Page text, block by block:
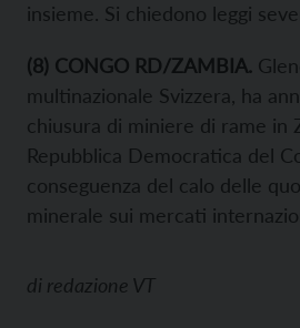
insieme. Si chiedono leggi
(8) CONGO RD/ZAMBIA.
multinazionale Svizzera, ha
chiusura di miniere di rame in
Repubblica Democratica del
conseguenza del calo delle
minerale sui mercati
di redazione VT